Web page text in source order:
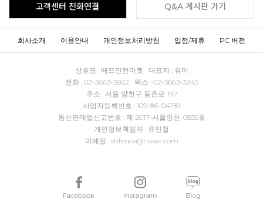
고객센터 전화연결 Q&A 게시판 가기
회사소개 이용안내 개인정보처리방침 입점/제휴 PC 버전
상호명 : 배드민턴마켓 대표자 : 유미
전화 : 02-3663-3922 팩스 : 02-3663-3245
주소 : 서울 양천구 등촌로 192
사업자등록번호 : 109-86-04781
통신판매업신고번호 : 제 2017-서울양천-0835호
개인정보책임자 : 유인철
이메일 : shfence@naver.com